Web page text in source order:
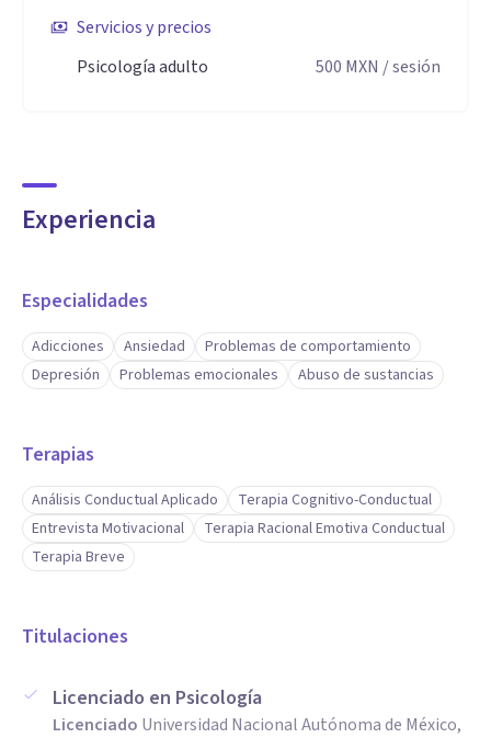
Servicios y precios
Psicología adulto
500 MXN / sesión
Experiencia
Especialidades
Adicciones Ansiedad
Problemas de comportamiento
Depresión
Problemas emocionales Abuso de sustancias
Terapias
Análisis Conductual Aplicado
Terapia Cognitivo-Conductual
Entrevista Motivacional
Terapia Racional Emotiva Conductual
Terapia Breve
Titulaciones
Licenciado en Psicología
Licenciado Universidad Nacional Autónoma de México,